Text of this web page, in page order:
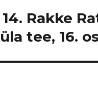
Rakke
tee, 16.